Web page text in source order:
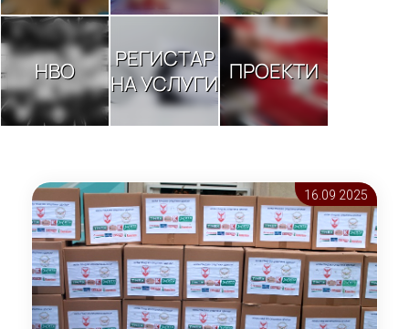
НВО
РЕГИСТАР
НА УСЛУГИ ПРОЕКТИ
16.09 2025